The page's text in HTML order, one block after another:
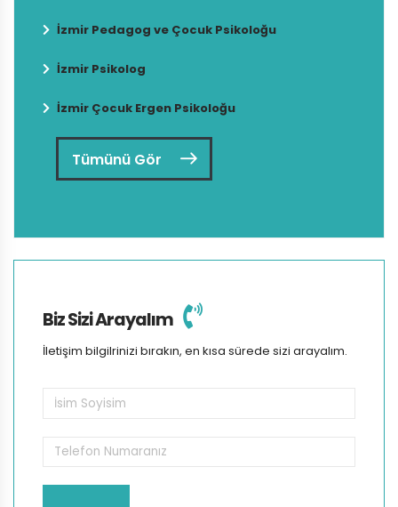
İzmir Pedagog ve Çocuk Psikoloğu
İzmir Psikolog
İzmir Çocuk Ergen Psikoloğu
Tümünü Gör
Biz Sizi Arayalım
İletişim bilgilrinizi bırakın, en kısa sürede sizi arayalım.